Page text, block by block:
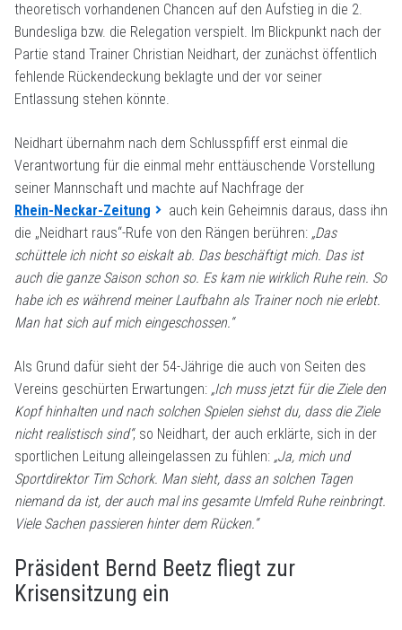
theoretisch vorhandenen Chancen auf den Aufstieg in die 2.
Bundesliga bzw. die Relegation verspielt. Im Blickpunkt nach der
Partie stand Trainer Christian Neidhart, der zunächst öffentlich
fehlende Rückendeckung beklagte und der vor seiner
Entlassung stehen könnte.
Neidhart übernahm nach dem Schlusspfiff erst einmal die
Verantwortung für die einmal mehr enttäuschende Vorstellung
seiner Mannschaft und machte auf Nachfrage der
Rhein-Neckar-Zeitung
auch kein Geheimnis daraus, dass ihn
die „Neidhart raus“-Rufe von den Rängen berühren: „Das
schüttele ich nicht so eiskalt ab. Das beschäftigt mich. Das ist
auch die ganze Saison schon so. Es kam nie wirklich Ruhe rein. So
habe ich es während meiner Laufbahn als Trainer noch nie erlebt.
Man hat sich auf mich eingeschossen.“
Als Grund dafür sieht der 54-Jährige die auch von Seiten des
Vereins geschürten Erwartungen: „Ich muss jetzt für die Ziele den
Kopf hinhalten und nach solchen Spielen siehst du, dass die Ziele
nicht realistisch sind“, so Neidhart, der auch erklärte, sich in der
sportlichen Leitung alleingelassen zu fühlen: „Ja, mich und
Sportdirektor Tim Schork. Man sieht, dass an solchen Tagen
niemand da ist, der auch mal ins gesamte Umfeld Ruhe reinbringt.
Viele Sachen passieren hinter dem Rücken.“
Präsident Bernd Beetz fliegt zur
Krisensitzung ein